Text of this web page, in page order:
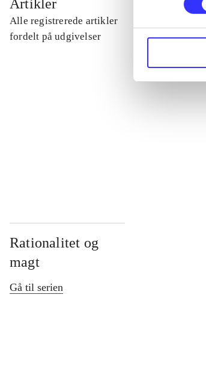
Artikler
Alle registrerede artikler
fordelt på udgivelser
Rationalitet og
magt
Gå til serien